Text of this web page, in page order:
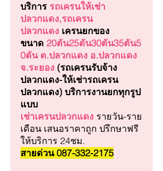
บริการ รถเครนให้เช่า
ปลวกแดง,รถเครน
ปลวกแดง เครนยกของ
ขนาด 20ตัน25ตัน30ตัน35ตัน5
0ตัน ต.ปลวกแดง อ.ปลวกแดง
จ.ระยอง (รถเครนรับจ้าง
ปลวกแดง-ให้เช่ารถเครน
ปลวกแดง) บริการงานยกทุกรูป
แบบ
เช่าเครนปลวกแดง รายวัน-ราย
เดือน เสนอราคาถูก ปรึกษาฟรี
ให้บริการ 24ชม.
สายด่วน 087-332-2175